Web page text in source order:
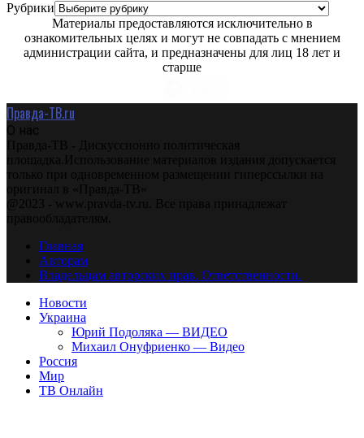
Рубрики
Материалы предоставляются исключительно в
ознакомительных целях и могут не совпадать с мнением
администрации сайта, и предназначены для лиц 18 лет и
старше
Правда-ТВ.ru
О нас
Правда-ТВ - Дискуссионно политическая
площадка.Использование материалов издания допускается
только при одновременном размещении гиперссылки на
оригинал в «Правда-ТВ»
@2023 - www.pravda-tv.ru. Все права принадлежат
правообладателям.
Главная
Авторам
Владельцам авторских прав. Ответственности.
Новости
Украина
Юрий Подоляка — ВИДЕО
Михаил Онуфриенко — Видео
Россия
Мир
ТВ Онлайн